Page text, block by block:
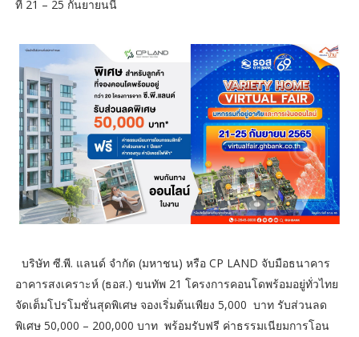
ที่ 21 – 25 กันยายนนี้
บริษัท ซี.พี. แลนด์ จำกัด (มหาชน) หรือ CP LAND จับมือธนาคาร
อาคารสงเคราะห์ (ธอส.) ขนทัพ 21 โครงการคอนโดพร้อมอยู่ทั่วไทย
จัดเต็มโปรโมชั่นสุดพิเศษ จองเริ่มต้นเพียง 5,000 บาท รับส่วนลด
พิเศษ 50,000 – 200,000 บาท พร้อมรับฟรี ค่าธรรมเนียมการโอน